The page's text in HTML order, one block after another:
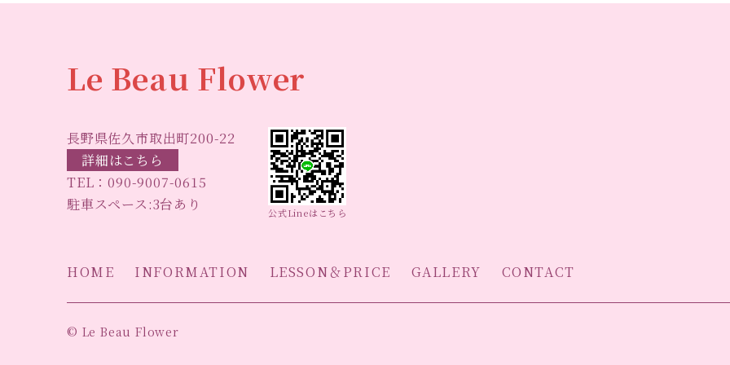
Le Beau Flower
長野県佐久市取出町200-22
詳細はこちら
TEL：090-9007-0615
駐車スペース:3台あり
公式Lineはこちら
HOME INFORMATION LESSON＆PRICE GALLERY CONTACT
© Le Beau Flower